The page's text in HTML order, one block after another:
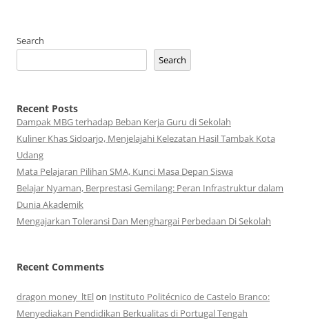
Search
Search
Recent Posts
Dampak MBG terhadap Beban Kerja Guru di Sekolah
Kuliner Khas Sidoarjo, Menjelajahi Kelezatan Hasil Tambak Kota
Udang
Mata Pelajaran Pilihan SMA, Kunci Masa Depan Siswa
Belajar Nyaman, Berprestasi Gemilang: Peran Infrastruktur dalam
Dunia Akademik
Mengajarkan Toleransi Dan Menghargai Perbedaan Di Sekolah
Recent Comments
dragon money_ltElon Instituto Politécnico de Castelo Branco:
Menyediakan Pendidikan Berkualitas di Portugal Tengah